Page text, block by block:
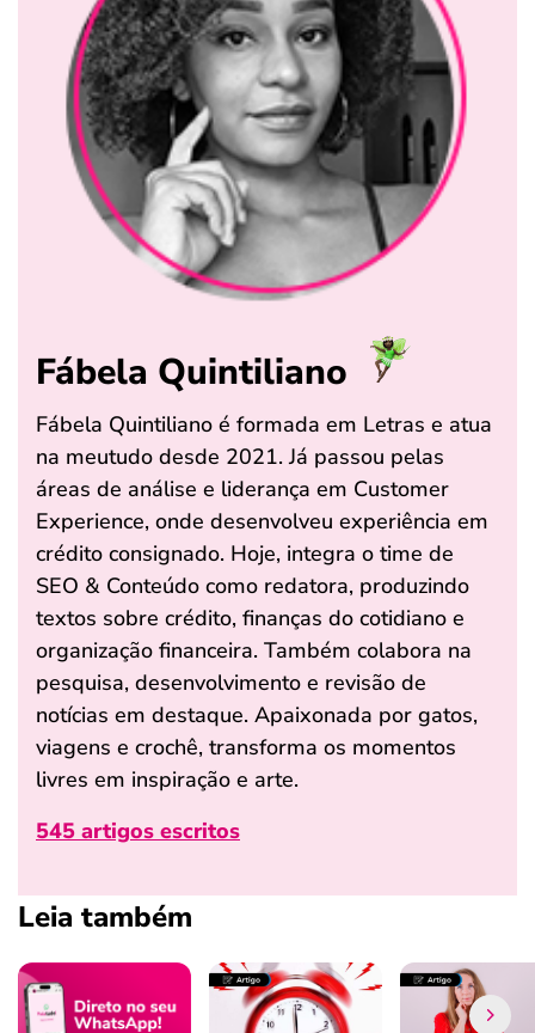
Fábela Quintiliano
Fábela Quintiliano é formada em Letras e atua
na meutudo desde 2021. Já passou pelas
áreas de análise e liderança em Customer
Experience, onde desenvolveu experiência em
crédito consignado. Hoje, integra o time de
SEO & Conteúdo como redatora, produzindo
textos sobre crédito, finanças do cotidiano e
organização financeira. Também colabora na
pesquisa, desenvolvimento e revisão de
notícias em destaque. Apaixonada por gatos,
viagens e crochê, transforma os momentos
livres em inspiração e arte.
545 artigos escritos
Leia também